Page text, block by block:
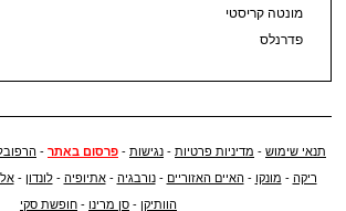
מונטה קריסטי
פדרנלס
תנאי שימוש - מדיניות פרטיות - נגישות - פרסום באתר -
ריקה - מונקו -האיים האזוריים -נורבגיה -אתיופיה -לונדון -
הוותיקן - סן מרינו - חופשת סקי